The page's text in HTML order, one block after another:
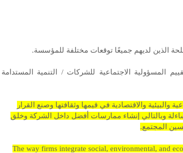
الذين لديهم جميعًا توقعات مختلفة للمؤسسة.
المسؤولية الاجتماعية للشركات / التنمية المستدامة
والبيئية والاقتصادية في قيمها وثقافتها وصنع القرار
وبالتالي إنشاء ممارسات أفضل داخل الشركة وخلق
المجتمع.
The way firms integrate social, environmental, and